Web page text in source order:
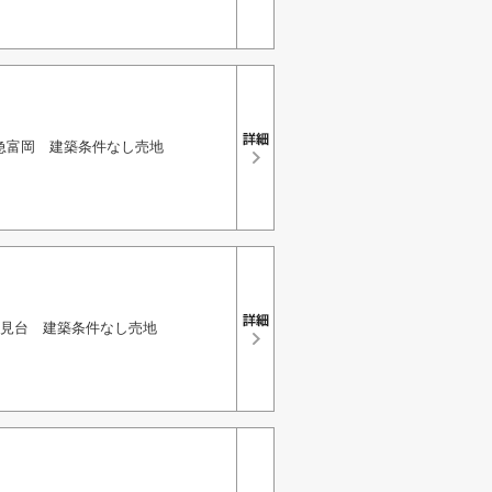
富岡 建築条件なし売地
台 建築条件なし売地